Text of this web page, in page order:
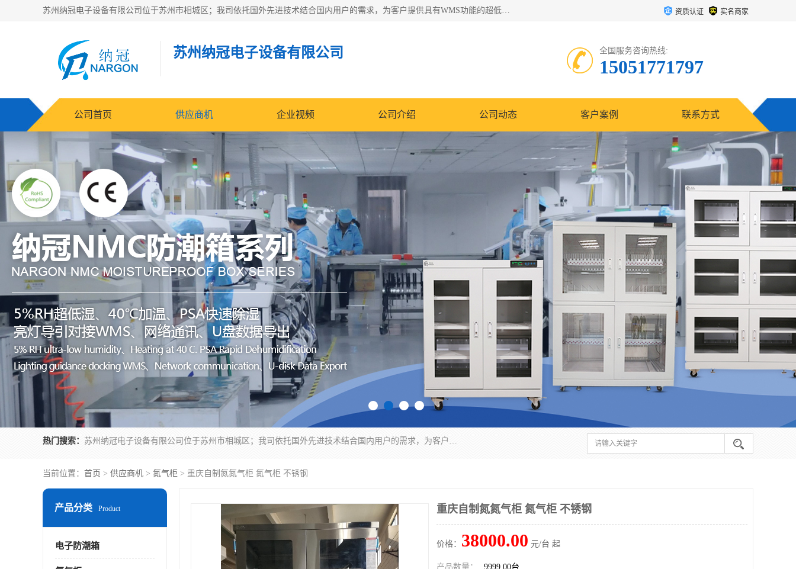
苏州纳冠电子设备有限公司位于苏州市相城区；我司依托国外先进技术结合国内用户的需求，为客户提供具有WMS功能的超低湿快速除湿电子防潮，压缩空气连续干燥柜、智能物料管理氮气储物柜、自制氮氮气柜、防潮氮气组合柜、不锈钢洁净氮气柜、洁净储物柜、石墨舟柜、亮灯导引丝网板存储柜、PCB柔性板气密干燥柜等 资质认证 实名商家
苏州纳冠电子设备有限公司 全国服务咨询热线:
15051771797
公司首页 供应商机 企业视频 公司介绍 公司动态 客户案例 联系方式
热门搜索： 苏州纳冠电子设备有限公司位于苏州市相城区；我司依托国外先进技术结合国内用户的需求，为客户提供具有WMS功能的超低湿快速除湿电子防潮，压缩空气连续干燥柜、智能物料管理氮气储物柜、自制氮氮气柜、防潮氮气组合柜、不锈钢洁净氮气柜、洁净储物柜、石墨舟柜、亮灯导引丝网板存储柜、PCB柔性板气密干燥柜等
当前位置： 首页 > 供应商机 > 氮气柜 > 重庆自制氮氮气柜 氮气柜 不锈钢
产品分类 Product
电子防潮箱
重庆自制氮氮气柜 氮气柜 不锈钢
价格： 38000.00 元/台 起
产品数量： 9999.00台